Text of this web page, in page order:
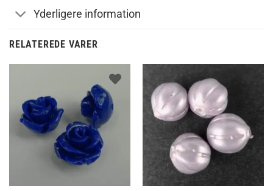
Yderligere information
RELATEREDE VARER